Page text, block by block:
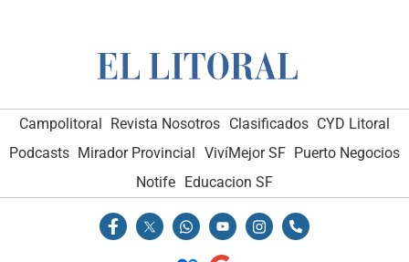
Campolitoral Revista Nosotros Clasificados CYD Litoral
Podcasts Mirador Provincial VivíMejor SF Puerto Negocios
Notife Educacion SF